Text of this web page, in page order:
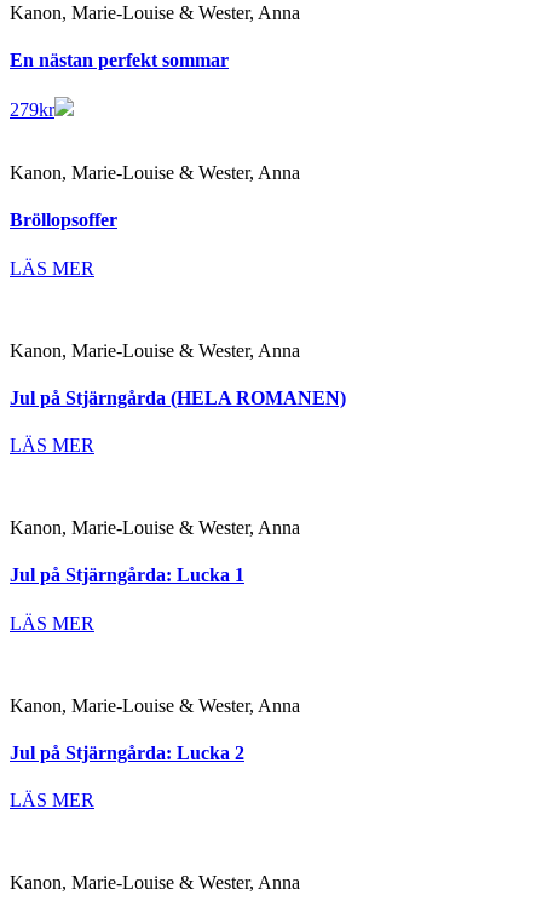
Kanon, Marie-Louise & Wester, Anna
En nästan perfekt sommar
279kr
Kanon, Marie-Louise & Wester, Anna
Bröllopsoffer
LÄS MER
Kanon, Marie-Louise & Wester, Anna
Jul på Stjärngårda (HELA ROMANEN)
LÄS MER
Kanon, Marie-Louise & Wester, Anna
Jul på Stjärngårda: Lucka 1
LÄS MER
Kanon, Marie-Louise & Wester, Anna
Jul på Stjärngårda: Lucka 2
LÄS MER
Kanon, Marie-Louise & Wester, Anna